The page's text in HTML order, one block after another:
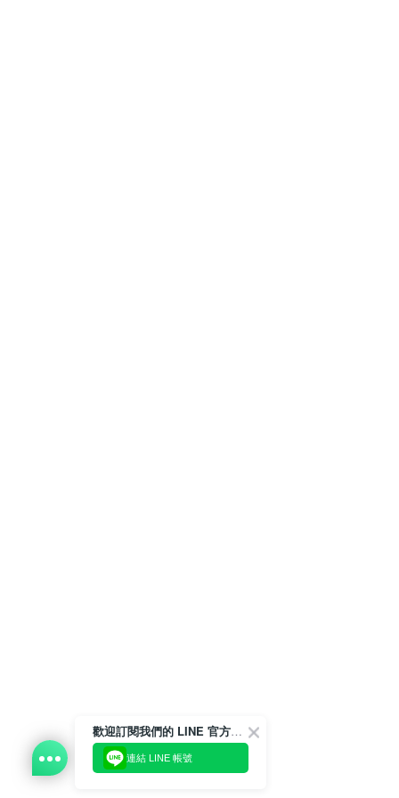
歡迎訂閱我們的 LINE 官方帳號
連結 LINE 帳號